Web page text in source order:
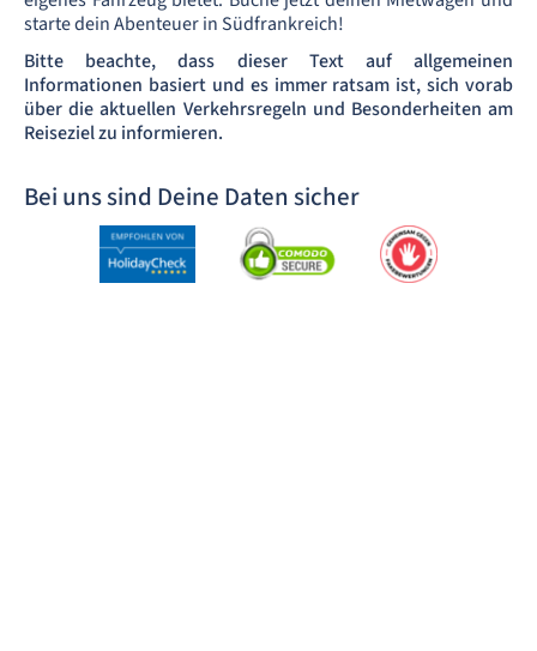
starte dein Abenteuer in Südfrankreich!
Bitte beachte, dass dieser Text auf allgemeinen
Informationen basiert und es immer ratsam ist, sich vorab
über die aktuellen Verkehrsregeln und Besonderheiten am
Reiseziel zu informieren.
Bei uns sind Deine Daten sicher